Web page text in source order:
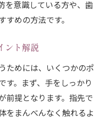
を意識している方や、歯
めの方法です。
ント解説
ためには、いくつかのポ
す。まず、手をしっかり
前提となります。指先で
をまんべんなく触れるよ